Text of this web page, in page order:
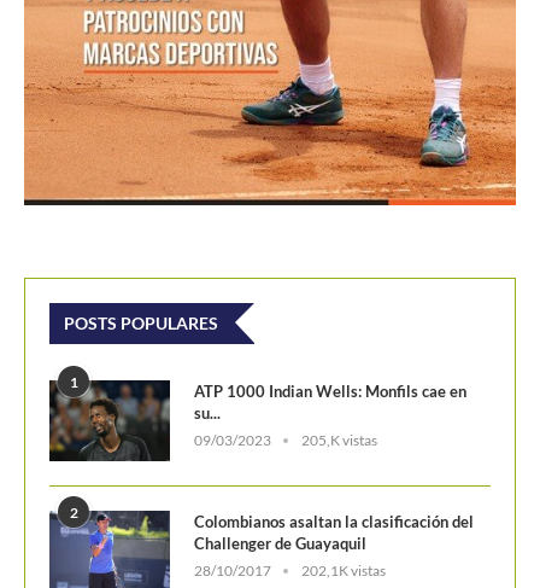
POSTS POPULARES
1
ATP 1000 Indian Wells: Monfils cae en
su...
2
Colombianos asaltan la clasificación del
Challenger de Guayaquil